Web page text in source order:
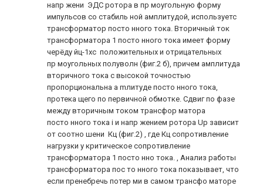
напр жени ЭДС ротора в пр моугольную форму
импульсов со стабиль ной амплитудой, используетс
трансформатор посто нного тока. Вторичный ток
трансформатора 1 посто нного тока имеет форму
черёду йц-1хс положительных и отрицательных
пр моугольных полуволн (фиг.2 б), причем амплитуда
вторичного тока с высокой точностью
пропорциональна a mлитyдe посто нного тока,
протека щего по первичной обмотке. Сдвиг по фазе
между вторичным током трансфор матора
посто нного тока i и напр жением ротора Up зависит
от соотно шени Кц (фиг.2) , где Кц сопротивление
нагрузки у критическое сопротивление
трансформатора 1 посто нно тока. , Анализ работы
трансформатора пос то нного тока показывает, что
если пренебречь потер ми в самом трансфо маторе